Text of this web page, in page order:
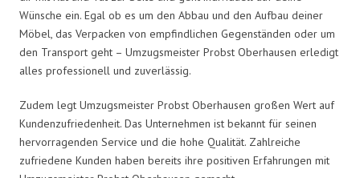
Wünsche ein. Egal ob es um den Abbau und den Aufbau deiner
Möbel, das Verpacken von empfindlichen Gegenständen oder um
den Transport geht – Umzugsmeister Probst Oberhausen erledigt
alles professionell und zuverlässig.
Zudem legt Umzugsmeister Probst Oberhausen großen Wert auf
Kundenzufriedenheit. Das Unternehmen ist bekannt für seinen
hervorragenden Service und die hohe Qualität. Zahlreiche
zufriedene Kunden haben bereits ihre positiven Erfahrungen mit